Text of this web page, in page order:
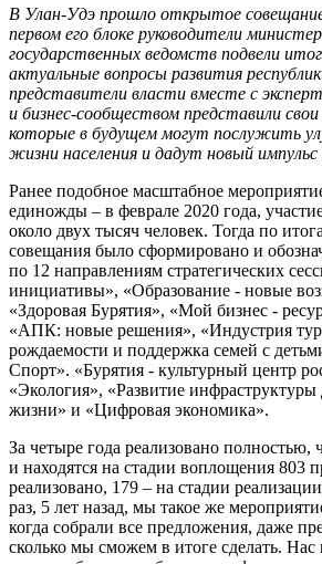
В Улан-Удэ прошло открытое
первом его блоке руководители
государственных ведомств подвели
актуальные вопросы развития
представители власти вместе с
и бизнес-сообществом представили
которые в будущем могут послужить
жизни населения и дадут новый импульс
Ранее подобное масштабное
единожды – в феврале 2020 года,
около двух тысяч человек. Тогда по
совещания было сформировано и
по 12 направлениям стратегических
инициативы», «Образование - новые
«Здоровая Бурятия», «Мой бизнес -
«АПК: новые решения», «Индустрия
рождаемости и поддержка семей с
Спорт». «Бурятия - культурный центр
«Экология», «Развитие
жизни» и «Цифровая экономика».
За четыре года реализовано полностью,
и находятся на стадии воплощения 803
реализовано, 179 – на стадии
раз, 5 лет назад, мы такое же
когда собрали все предложения, даже
сколько мы сможем в итоге сделать.